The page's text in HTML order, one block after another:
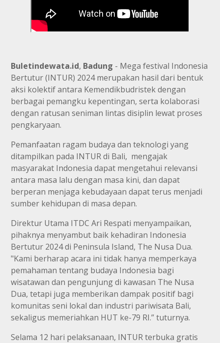
Buletindewata.id, Badung - Mega festival Indonesia
Bertutur (INTUR) 2024 merupakan hasil dari bentuk
aksi kolektif antara Kemendikbudristek dengan
berbagai pemangku kepentingan, serta kolaborasi
dengan ratusan seniman lintas disiplin lewat proses
pengkaryaan.
Pemanfaatan ragam budaya dan teknologi yang
ditampilkan pada INTUR di Bali, mengajak
masyarakat Indonesia dapat mengetahui relevansi
antara masa lalu dengan masa kini, dan dapat
berperan menjaga kebudayaan dapat terus menjadi
sumber kehidupan di masa depan.
Direktur Utama ITDC Ari Respati menyampaikan,
pihaknya menyambut baik kehadiran Indonesia
Bertutur 2024 di Peninsula Island, The Nusa Dua.
"Kami berharap acara ini tidak hanya memperkaya
pemahaman tentang budaya Indonesia bagi
wisatawan dan pengunjung di kawasan The Nusa
Dua, tetapi juga memberikan dampak positif bagi
komunitas seni lokal dan industri pariwisata Bali,
sekaligus memeriahkan HUT ke-79 RI.” tuturnya.
Selama 12 hari pelaksanaan, INTUR terbuka gratis